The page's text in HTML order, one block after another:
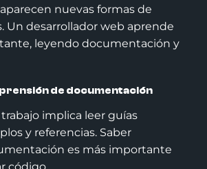
nuevas formas de
Un desarrollador web aprende
leyendo documentación y
de documentación
implica leer guías
y referencias. Saber
es más importante